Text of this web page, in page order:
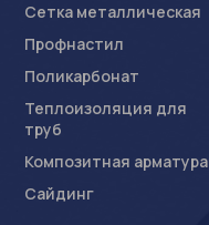
Сетка металлическая
Профнастил
Поликарбонат
Теплоизоляция для
труб
Композитная арматура
Сайдинг